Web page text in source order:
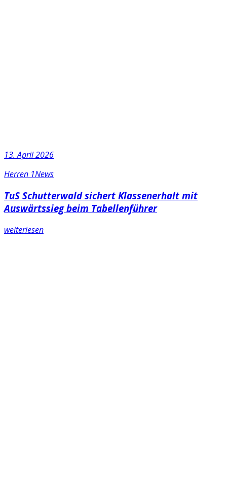
13. April 2026
Herren 1News
TuS Schutterwald sichert Klassenerhalt mit
Auswärtssieg beim Tabellenführer
weiterlesen